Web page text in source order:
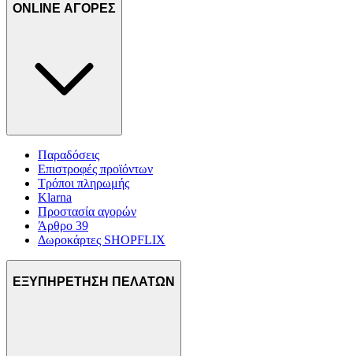
ONLINE ΑΓΟΡΕΣ
Παραδόσεις
Επιστροφές προϊόντων
Τρόποι πληρωμής
Klarna
Προστασία αγορών
Άρθρο 39
Δωροκάρτες SHOPFLIX
ΕΞΥΠΗΡΕΤΗΣΗ ΠΕΛΑΤΩΝ